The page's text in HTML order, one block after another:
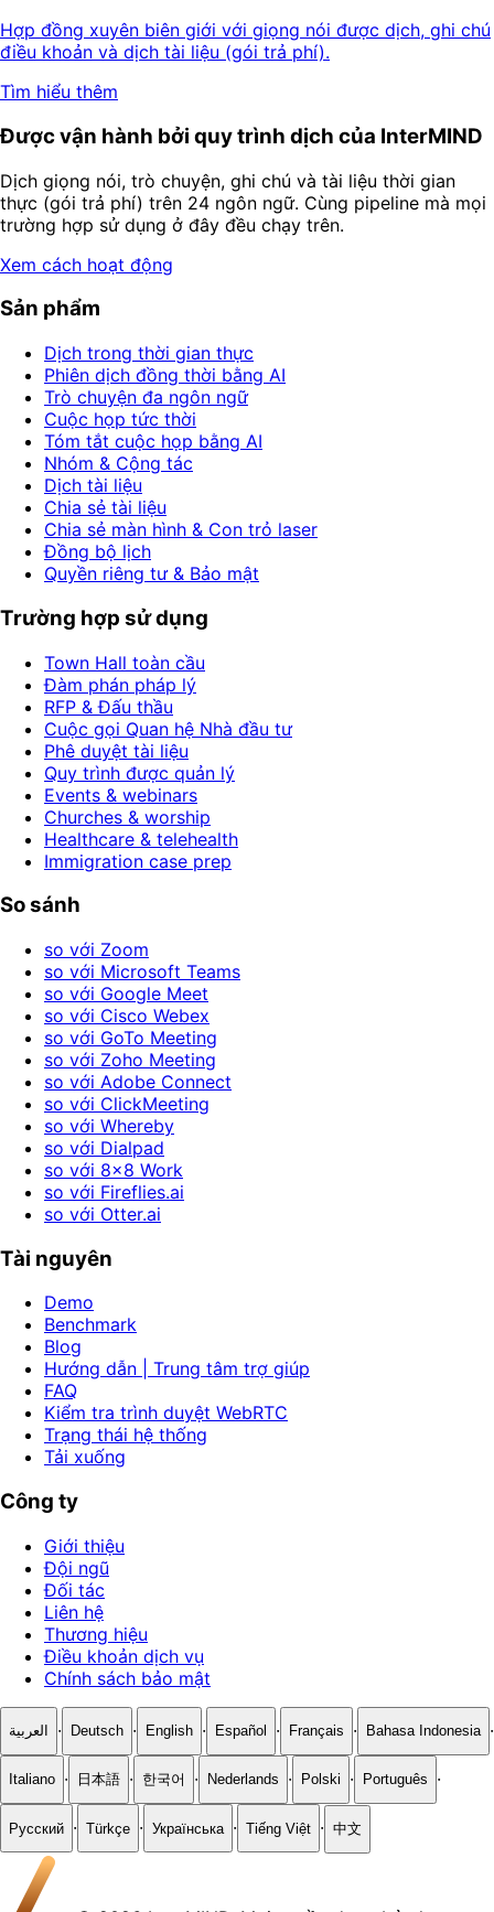
Hợp đồng xuyên biên giới với giọng nói được dịch, ghi chú
điều khoản và dịch tài liệu (gói trả phí).
Tìm hiểu thêm
Được vận hành bởi quy trình dịch của InterMIND
Dịch giọng nói, trò chuyện, ghi chú và tài liệu thời gian
thực (gói trả phí) trên 24 ngôn ngữ. Cùng pipeline mà mọi
trường hợp sử dụng ở đây đều chạy trên.
Xem cách hoạt động
Sản phẩm
Dịch trong thời gian thực
Phiên dịch đồng thời bằng AI
Trò chuyện đa ngôn ngữ
Cuộc họp tức thời
Tóm tắt cuộc họp bằng AI
Nhóm & Cộng tác
Dịch tài liệu
Chia sẻ tài liệu
Chia sẻ màn hình & Con trỏ laser
Đồng bộ lịch
Quyền riêng tư & Bảo mật
Trường hợp sử dụng
Town Hall toàn cầu
Đàm phán pháp lý
RFP & Đấu thầu
Cuộc gọi Quan hệ Nhà đầu tư
Phê duyệt tài liệu
Quy trình được quản lý
Events & webinars
Churches & worship
Healthcare & telehealth
Immigration case prep
So sánh
so với Zoom
so với Microsoft Teams
so với Google Meet
so với Cisco Webex
so với GoTo Meeting
so với Zoho Meeting
so với Adobe Connect
so với ClickMeeting
so với Whereby
so với Dialpad
so với 8x8 Work
so với Fireflies.ai
so với Otter.ai
Tài nguyên
Demo
Benchmark
Blog
Hướng dẫn | Trung tâm trợ giúp
FAQ
Kiểm tra trình duyệt WebRTC
Trạng thái hệ thống
Tải xuống
Công ty
Giới thiệu
Đội ngũ
Đối tác
Liên hệ
Thương hiệu
Điều khoản dịch vụ
Chính sách bảo mật
العربية · Deutsch · English · Español · Français · Bahasa Indonesia ·
Italiano · 日本語 · 한국어 · Nederlands · Polski · Português ·
Русский · Türkçe · Українська · Tiếng Việt · 中文